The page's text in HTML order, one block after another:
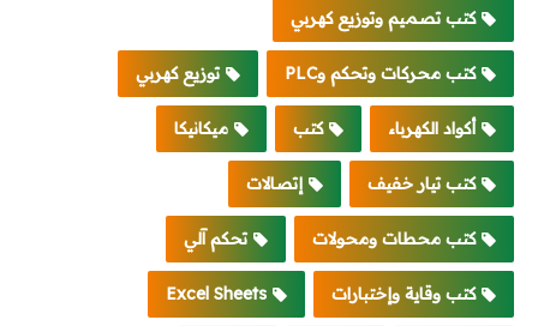
كتب تصميم وتوزيع كهربي
كتب محركات وتحكم وPLC توزيع كهربي
أكواد الكهرباء كتب ميكانيكا
كتب تيار خفيف إتصالات
كتب محطات ومحولات تحكم آلي
كتب وقاية وإختبارات Excel Sheets